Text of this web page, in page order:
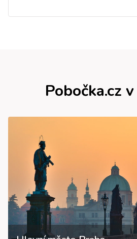
Pobočka.cz